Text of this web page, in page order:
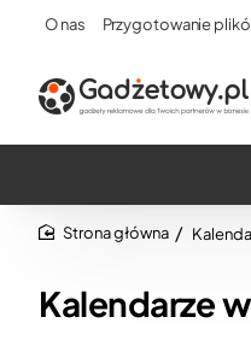
O nas Przygotowanie
Kalendarze